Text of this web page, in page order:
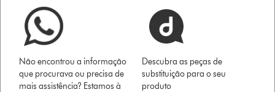
Não encontrou a informação
que procurava ou precisa de
mais assistência? Estamos à
Descubra as peças de
substituição para o seu
produto